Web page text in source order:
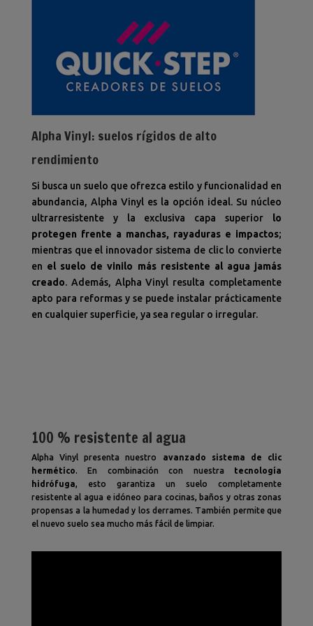
Alpha Vinyl: suelos rígidos de alto
rendimiento
Si busca un suelo que ofrezca estilo y funcionalidad en
abundancia, Alpha Vinyl es la opción ideal. Su núcleo
ultrarresistente y la exclusiva capa superior
lo
protegen frente a manchas, rayaduras e impactos;
mientras que el innovador sistema de clic lo convierte
en el suelo de vinilo más resistente al agua jamás
creado. Además, Alpha Vinyl resulta completamente
apto para reformas y se puede instalar prácticamente
en cualquier superficie, ya sea regular o irregular.
100 % resistente al agua
Alpha Vinyl presenta nuestro
avanzado sistema de clic
hermético. En combinación con nuestra tecnología
hidrófuga, esto garantiza un suelo completamente
resistente al agua e idóneo para cocinas, baños y otras zonas
propensas a la humedad y los derrames. También permite que
el nuevo suelo sea mucho más fácil de limpiar.